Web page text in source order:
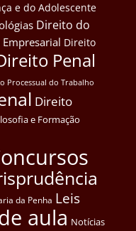
e do Adolescente
Direito do
Direito
Penal
Processual do Trabalho
Direito
e Formação
da Penha Leis
aula Notícias